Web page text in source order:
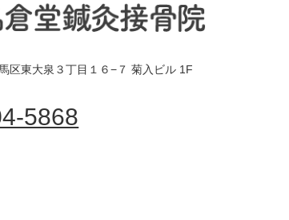
東大泉３丁目１６−７ 菊入ビル 1F
5868